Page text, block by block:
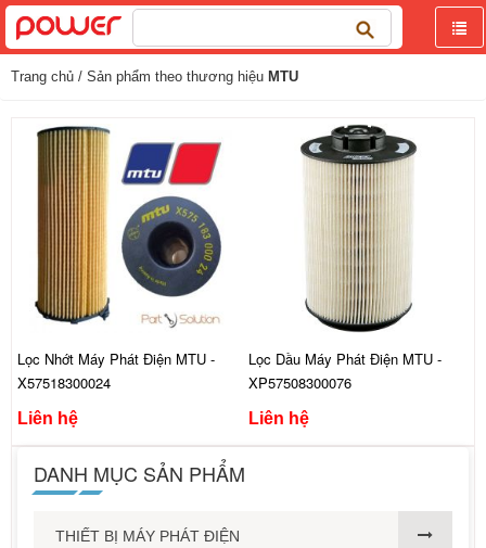
Tìm
kiếm
Trang chủ / Sản phẩm theo thương hiệu MTU
Lọc Nhớt Máy Phát Điện MTU -
X57518300024
Liên hệ
Lọc Dầu Máy Phát Điện MTU -
XP57508300076
Liên hệ
DANH MỤC SẢN PHẨM
THIẾT BỊ MÁY PHÁT ĐIỆN